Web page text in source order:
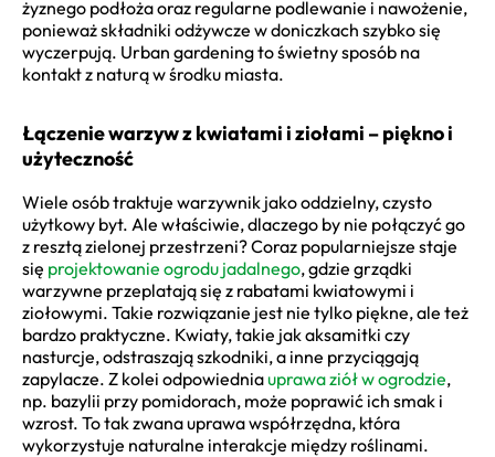
żyznego podłoża oraz regularne podlewanie i nawożenie,
ponieważ składniki odżywcze w doniczkach szybko się
wyczerpują. Urban gardening to świetny sposób na
kontakt z naturą w środku miasta.
Łączenie warzyw z kwiatami i ziołami – piękno i
użyteczność
Wiele osób traktuje warzywnik jako oddzielny, czysto
użytkowy byt. Ale właściwie, dlaczego by nie połączyć go
z resztą zielonej przestrzeni? Coraz popularniejsze staje
się projektowanie ogrodu jadalnego, gdzie grządki
warzywne przeplatają się z rabatami kwiatowymi i
ziołowymi. Takie rozwiązanie jest nie tylko piękne, ale też
bardzo praktyczne. Kwiaty, takie jak aksamitki czy
nasturcje, odstraszają szkodniki, a inne przyciągają
zapylacze. Z kolei odpowiedniauprawa ziół w ogrodzie,
np. bazylii przy pomidorach, może poprawić ich smak i
wzrost. To tak zwana uprawa współrzędna, która
wykorzystuje naturalne interakcje między roślinami.